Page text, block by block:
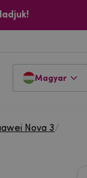
Magyar
Nova 3/